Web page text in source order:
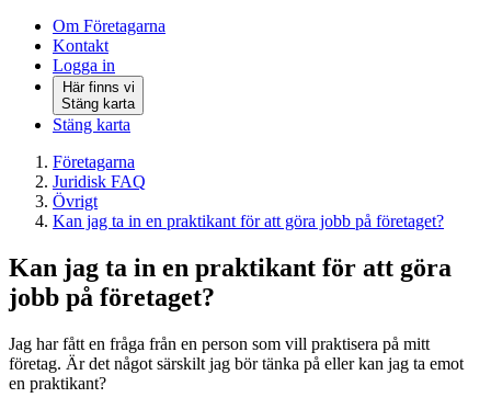
Om Företagarna
Kontakt
Logga in
Här finns vi
Stäng karta
Stäng karta
Företagarna
Juridisk FAQ
Övrigt
Kan jag ta in en praktikant för att göra jobb på företaget?
Kan jag ta in en praktikant för att göra
jobb på företaget?
Jag har fått en fråga från en person som vill praktisera på mitt
företag. Är det något särskilt jag bör tänka på eller kan jag ta emot
en praktikant?